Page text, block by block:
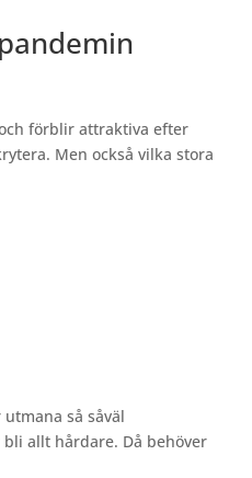
förblir attraktiva efter
Men också vilka stora
så såväl
allt hårdare. Då behöver